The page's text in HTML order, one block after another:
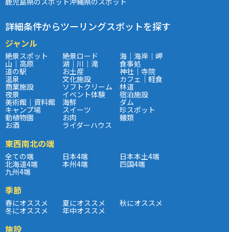
詳細条件からツーリングスポットを探す
ジャンル
絶景スポット 絶景ロード 海｜海岸｜岬
山｜高原 湖｜川｜滝 食事処
道の駅 お土産 神社｜寺院
温泉 文化施設 カフェ｜軽食
商業施設 ソフトクリーム 林道
夜景 イベント体験 宿泊施設
美術館｜資料館 海鮮 ダム
キャンプ場 スイーツ 珍スポット
動植物園 お肉 麺類
お酒 ライダーハウス
東西南北の端
全ての端 日本4端 日本本土4端
北海道4端 本州4端 四国4端
九州4端
季節
春にオススメ 夏にオススメ 秋にオススメ
冬にオススメ 年中オススメ
施設